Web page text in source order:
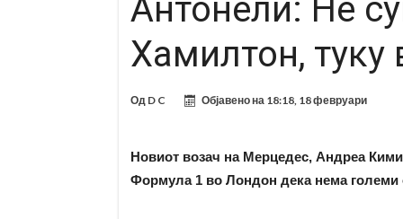
Замена за Влаховиќ:
УЕФА повторно се заканува
Мурињо бесен поради
Карагер ги изненади сите со
Антонели: Не
Хамилтон,
Од D C Објавено на 18:18, 18 февруари
Новиот возач на Мерцедес, Андреа Кими
Формула 1 во Лондон дека нема големи